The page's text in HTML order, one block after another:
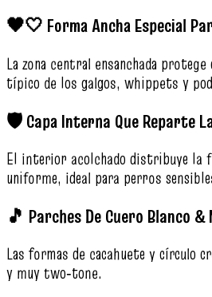
🖤🤍 Forma Ancha Especial
La zona central ensanchada
típico de los galgos, whippets y
🛡️ Capa Interna Que Reparte
El interior acolchado distribuye la
uniforme, ideal para perros
🎵 Parches De Cuero Blanco &
Las formas de cacahuete y círculo
y muy two‑tone.